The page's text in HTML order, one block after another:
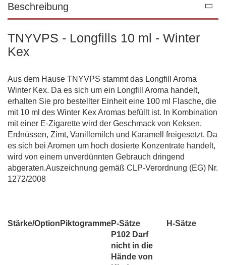
Beschreibung
TNYVPS - Longfills 10 ml - Winter
Kex
Aus dem Hause TNYVPS stammt das Longfill Aroma
Winter Kex. Da es sich um ein Longfill Aroma handelt,
erhalten Sie pro bestellter Einheit eine 100 ml Flasche, die
mit 10 ml des Winter Kex Aromas befüllt ist. In Kombination
mit einer E-Zigarette wird der Geschmack von Keksen,
Erdnüssen, Zimt, Vanillemilch und Karamell freigesetzt. Da
es sich bei Aromen um hoch dosierte Konzentrate handelt,
wird von einem unverdünnten Gebrauch dringend
abgeraten.Auszeichnung gemäß CLP-Verordnung (EG) Nr.
1272/2008
Stärke/Option PiktogrammeP-Sätze H-Sätze
P102 Darf
nicht in die
Hände von